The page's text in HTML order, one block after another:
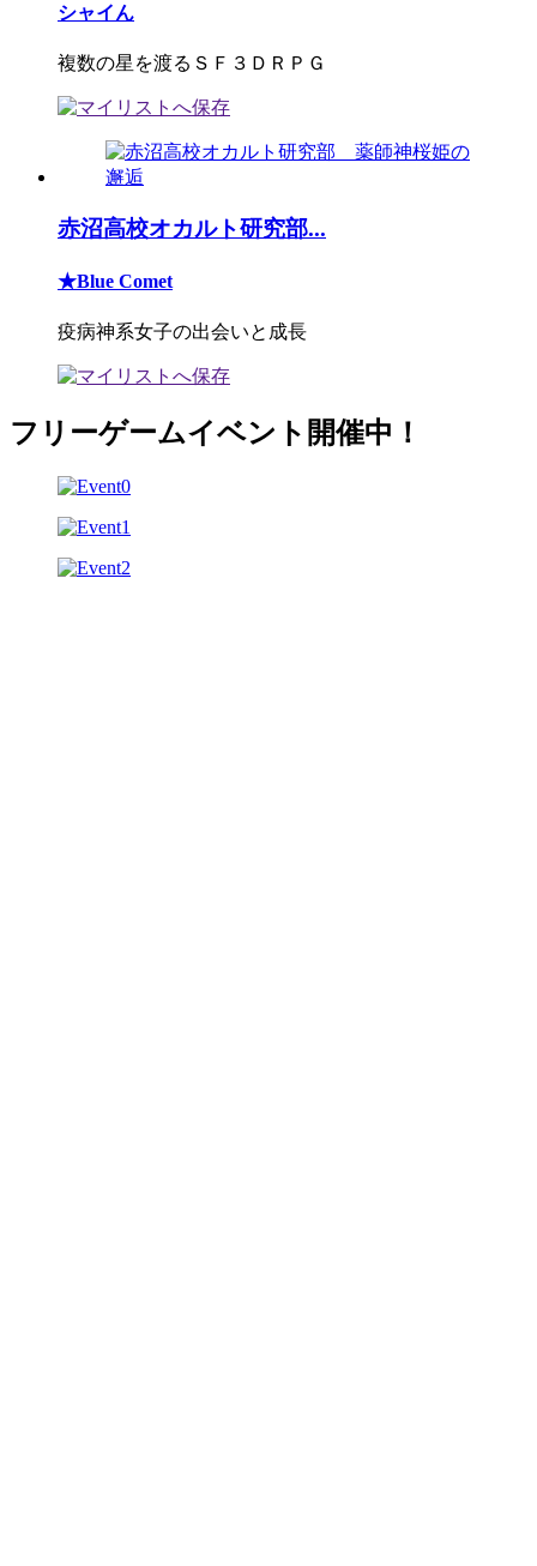
シャイん
複数の星を渡るＳＦ３ＤＲＰＧ
赤沼高校オカルト研究部...
★Blue Comet
疫病神系女子の出会いと成長
フリーゲームイベント開催中！